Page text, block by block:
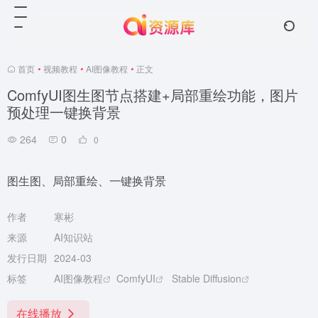
首页 • 视频教程 • AI图像教程 • 正文
ComfyUI图生图节点搭建+局部重绘功能，图片
预处理一键换背景
264 0 0
图生图、局部重绘、一键换背景
作者
寒彬
来源
AI知识站
发行日期 2024-03
标签
AI图像教程 ComfyUI Stable Diffusion
在线播放